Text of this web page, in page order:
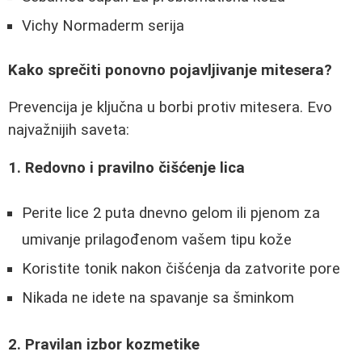
Vichy Normaderm serija
Kako sprečiti ponovno pojavljivanje mitesera?
Prevencija je ključna u borbi protiv mitesera. Evo
najvažnijih saveta:
1. Redovno i pravilno čišćenje lica
Perite lice 2 puta dnevno gelom ili pjenom za
umivanje prilagođenom vašem tipu kože
Koristite tonik nakon čišćenja da zatvorite pore
Nikada ne idete na spavanje sa šminkom
2. Pravilan izbor kozmetike